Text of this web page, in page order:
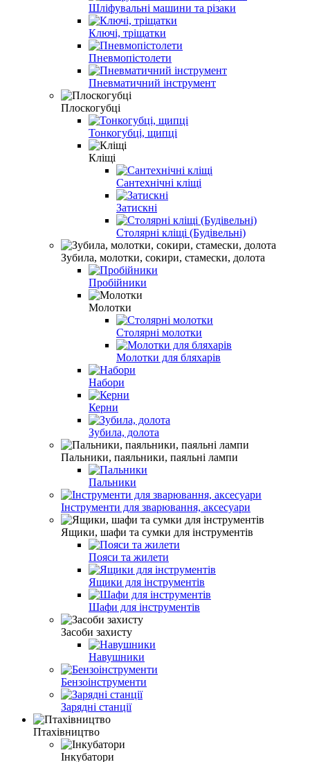
Шліфувальні машини та різаки
Ключі, тріщатки
Пневмопістолети
Пневматичний інструмент
Плоскогубці
Тонкогубці, щипці
Кліщі
Сантехнічні кліщі
Затискні
Столярні кліщі (Будівельні)
Зубила, молотки, сокири, стамески, долота
Пробійники
Молотки
Cтолярні молотки
Молотки для бляхарів
Набори
Керни
Зубила, долота
Пальники, паяльники, паяльні лампи
Пальники
Інструменти для зварювання, аксесуари
Ящики, шафи та сумки для інструментів
Пояси та жилети
Ящики для інструментів
Шафи для інструментів
Засоби захисту
Навушники
Бензоінструменти
Зарядні станції
Птахівництво
Інкубатори